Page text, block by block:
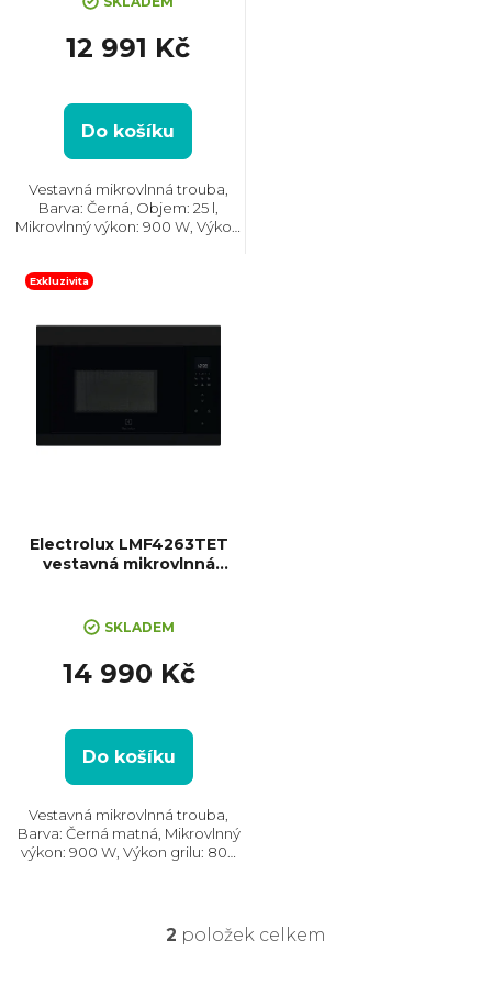
k
t
ů
12 991 Kč
Do košíku
Vestavná mikrovlnná trouba,
Barva: Černá, Objem: 25 l,
Mikrovlnný výkon: 900 W, Výkon
úpravy: Mikrovlny, Gril,
Exkluzivita
Electrolux LMF4263TET
vestavná mikrovlnná
SKLADEM
14 990 Kč
Do košíku
Vestavná mikrovlnná trouba,
Barva: Černá matná, Mikrovlnný
výkon: 900 W, Výkon grilu: 800
Rozměry (VxŠxH):...
O
2 položek celkem